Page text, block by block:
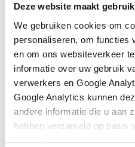
Deze website maakt
We gebruiken cookies om
personaliseren, om functies
en om ons websiteverkeer
informatie over uw gebruik
verwerkers en Google
Google Analytics kunnen
andere informatie die u aan
hebben verzameld op basis
services.